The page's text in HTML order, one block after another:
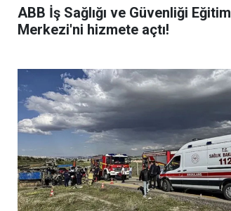
ABB İş Sağlığı ve Güvenliği Eğitim
Merkezi'ni hizmete açtı!